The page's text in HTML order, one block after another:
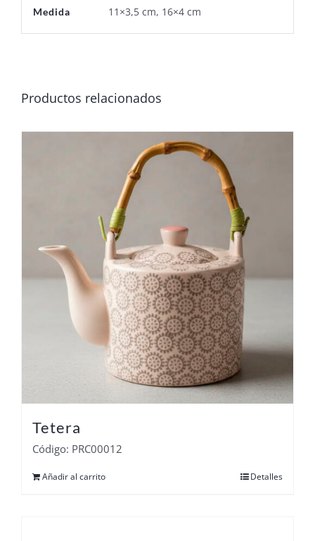
Medida 11×3,5 cm, 16×4 cm
Productos relacionados
Tetera
Código: PRC00012
Añadir al carrito Detalles